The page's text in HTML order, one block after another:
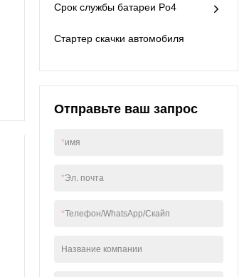
контейнеров для
продукт особенно
Срок службы батареи Po4
Стартер скачки автомобиля
Отправьте ваш запрос
*имя
*Эл. почта
*Телефон/WhatsApp/Скайп
Название компании